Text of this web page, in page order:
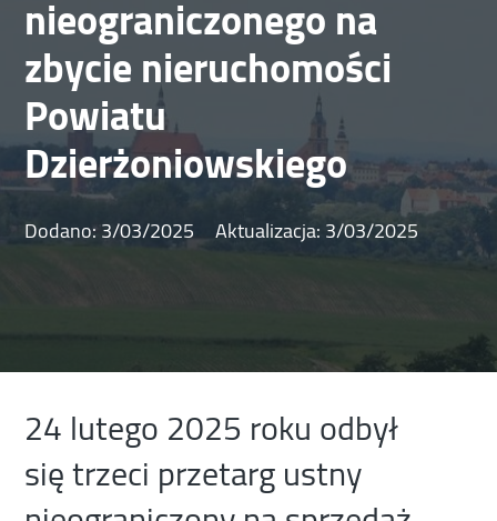
nieograniczonego na
zbycie nieruchomości
Powiatu
Dzierżoniowskiego
Dodano:3/03/2025 Aktualizacja:3/03/2025
24 lutego 2025 roku odbył
się trzeci przetarg ustny